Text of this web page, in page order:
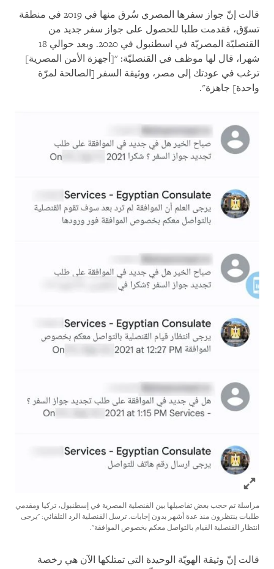
قالت إنّ جواز سفرها المصري سُرق منها في 2019 في منطقة
تسوّق، فقدمت طلبا للحصول على جواز سفر جديد من
القنصليّة المصريّة في اسطنبول في 2020. وبعد حوالي 18
شهرا، قال لها موظف في القنصليّة: "[أجهزة الأمن المصرية]
ترغب في عودتك إلى مصر، ووثيقة السفر [الصالحة لمرّة
واحدة] جاهزة".
Click to expand Image
مراسلة تم حجب بعض تفاصيلها بين القنصلية المصرية في إسطنبول، تركيا ومقدمي
طلبات ينتظرون منذ عدة أشهر بدون إجابات. ترسل القنصلية الرد التلقائي: "يرجى
انتظار القنصلية القيام بالتواصل معكم بخصوص الموافقة".
قالت إنّ وثيقة الهويّة الوحيدة التي تمتلكها الآن هي رخصة